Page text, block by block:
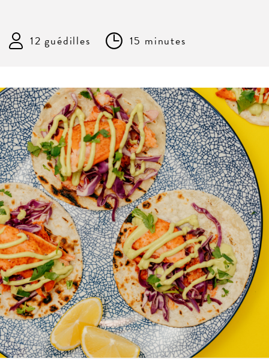
12 guédilles 15 minutes